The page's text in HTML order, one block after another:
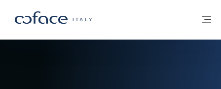
COFACE FOR TRADE - GROUP WEBSITE
ITALY
Torna alla Homepage